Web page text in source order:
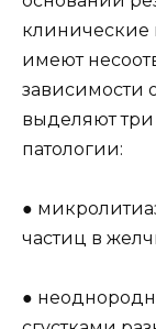
клинические
имеют
зависимости
выделяют
патологии:
●
частиц в
●